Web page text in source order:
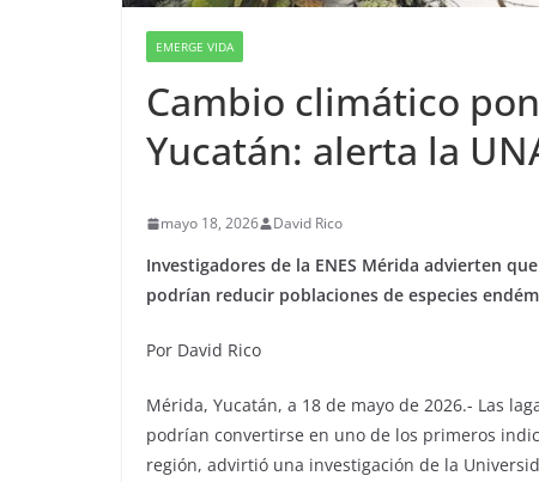
EMERGE VIDA
Cambio climático
Yucatán: alerta la
mayo 18, 2026 David Rico
Investigadores de la ENES Mérida advierten
podrían reducir poblaciones de especies
Por David Rico
Mérida, Yucatán, a 18 de mayo de 2026.- Las
podrían convertirse en uno de los primeros
región, advirtió una investigación de la